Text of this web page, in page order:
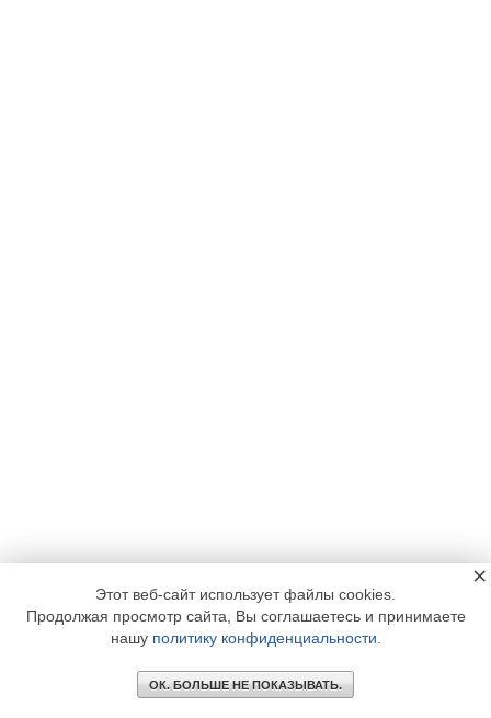
Этот веб-сайт использует файлы cookies.
Продолжая просмотр сайта, Вы соглашаетесь и принимаете
нашу политику конфиденциальности
ОК. БОЛЬШЕ НЕ ПОКАЗЫВАТЬ.
×